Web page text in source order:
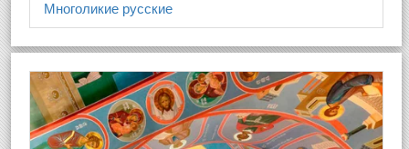
Многоликие русские